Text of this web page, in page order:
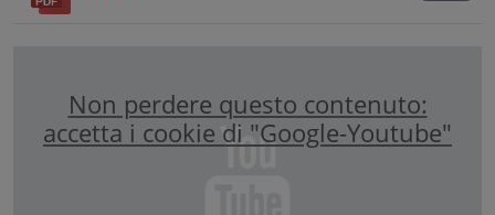
Non perdere questo contenuto:
accetta i cookie di "Google-Youtube"